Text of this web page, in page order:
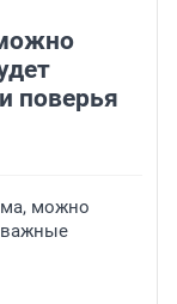
поверья
можно
важные